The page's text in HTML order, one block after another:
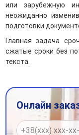
или зарубежную
неожиданно
подготовки
Главная задача
сжатые сроки без
текста.
Онлайн